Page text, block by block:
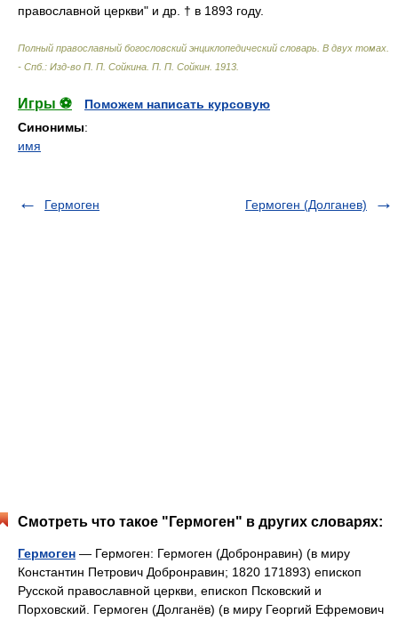
православной церкви" и др. † в 1893 году.
Полный православный богословский энциклопедический словарь. В двух томах.
- Спб.: Изд-во П. П. Сойкина П. П. Сойкин 1913
Игры ⚽
Поможем написать курсовую
Синонимы:
имя
Гермоген Гермоген (Долганев)
Смотреть что такое "Гермоген" в других словарях:
Гермоген — Гермоген: Гермоген (Добронравин) (в миру
Константин Петрович Добронравин; 1820 171893) епископ
Русской православной церкви, епископ Псковский и
Порховский. Гермоген (Долганёв) (в миру Георгий Ефремович